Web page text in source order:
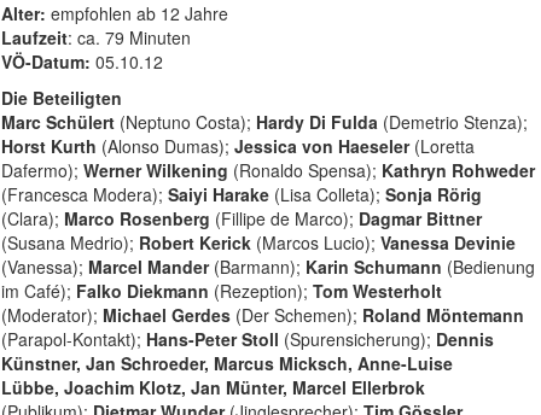
Alter: empfohlen ab 12 Jahre
Laufzeit: ca. 79 Minuten
VÖ-Datum: 05.10.12
Die Beteiligten
Marc Schülert (Neptuno Costa); Hardy Di Fulda (Demetrio Stenza);
Horst Kurth (Alonso Dumas); Jessica von Haeseler(Loretta
Dafermo); Werner Wilkening (Ronaldo Spensa); Kathryn Rohweder
(Francesca Modera); Saiyi Harake (Lisa Colleta); Sonja Rörig
(Clara); Marco Rosenberg (Fillipe de Marco); Dagmar Bittner
(Susana Medrio); Robert Kerick (Marcos Lucio); Vanessa Devinie
(Vanessa); Marcel Mander(Barmann); Karin Schumann (Bedienung
im Café); Falko Diekmann (Rezeption); Tom Westerholt
(Moderator); Michael Gerdes (Der Schemen); Roland Möntemann
(Parapol-Kontakt); Hans-Peter Stoll (Spurensicherung); Dennis
Künstner, Jan Schroeder, Marcus Micksch, Anne-Luise
Lübbe, Joachim Klotz, Jan Münter, Marcel Ellerbrok